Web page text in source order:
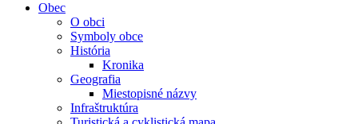
Obec
O obci
Symboly obce
História
Kronika
Geografia
Miestopisné názvy
Infraštruktúra